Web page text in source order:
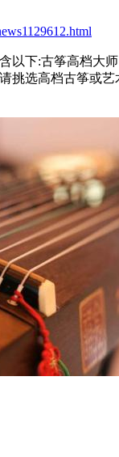
以下:古筝高档大
挑选高档古筝或